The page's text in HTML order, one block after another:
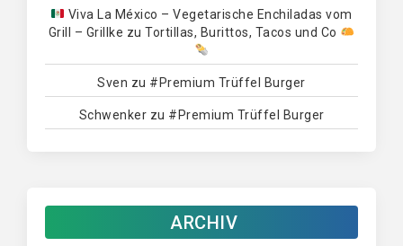
Viva La México – Vegetarische Enchiladas vom
Grill – Grillke zuTortillas, Burittos, Tacos und Co
Sven zu #Premium Trüffel Burger
Schwenker zu #Premium Trüffel Burger
ARCHIV